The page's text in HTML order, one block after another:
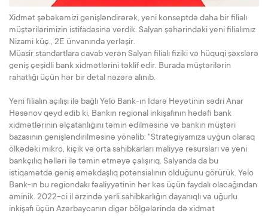
Xidmət şəbəkəmizi genişləndirərək, yeni konseptdə daha bir filialı
müştərilərimizin istifadəsinə verdik. Salyan şəhərindəki yeni filialımız
Nizami küç., 2E ünvanında yerləşir.
Müasir standartlara cavab verən Salyan filialı fiziki və hüquqi şəxslərə
geniş çeşidli bank xidmətlərini təklif edir. Burada müştərilərin
rahatlığı üçün hər bir detal nəzərə alınıb.
Yeni filialın açılışı ilə bağlı Yelo Bank-ın İdarə Heyətinin sədri Anar
Həsənov qeyd edib ki, Bankın regional inkişafının hədəfi bank
xidmətlərinin əlçatanlığını təmin edilməsinə və bankın müştəri
bazasının genişləndirilməsinə yönəlib: "Strategiyamıza uyğun olaraq
ölkədəki mikro, kiçik və orta sahibkarları maliyyə resursları və yeni
bankçılıq həlləri ilə təmin etməyə çalışırıq. Salyanda da bu
istiqamətdə geniş əməkdaşlıq potensialının olduğunu görürük. Yelo
Bank-ın bu regiondakı fəaliyyətinin hər kəs üçün faydalı olacağından
əminik. 2022-ci il ərzində yerli sahibkarlığın dayanıqlı və uğurlu
inkişafı üçün Azərbaycanın digər bölgələrində də xidmət